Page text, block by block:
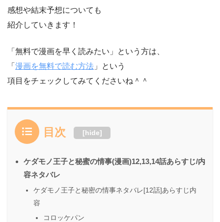
感想や結末予想についても
紹介していきます！
「無料で漫画を早く読みたい」という方は、
「 漫画を無料で読む方法 」という
項目をチェックしてみてくださいね＾＾
目次 [hide]
ケダモノ王子と秘蜜の情事(漫画)12,13,14話あらすじ/内
容ネタバレ
ケダモノ王子と秘密の情事ネタバレ[12話]あらすじ内
容
コロッケパン